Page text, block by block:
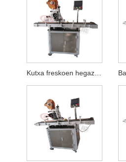
Kutxa freskoen hegazkinaren etiketatze makina automatikoa